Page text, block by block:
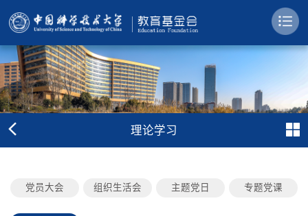
理论学习
党员大会 组织生活会 主题党日 专题党课